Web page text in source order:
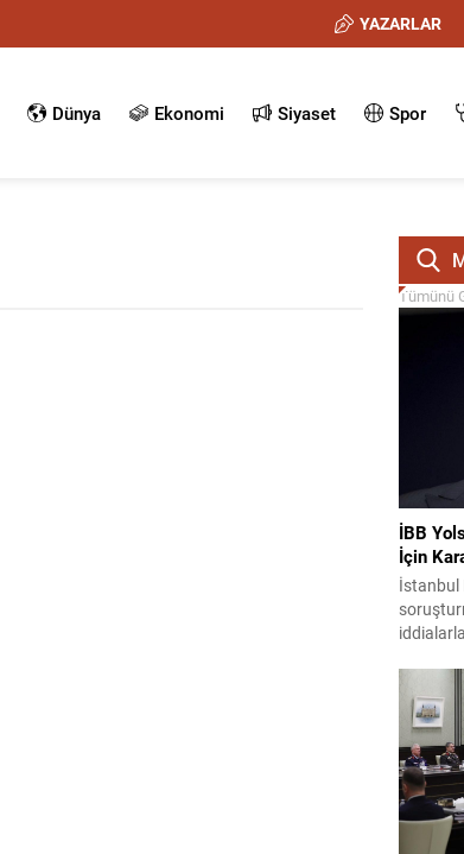
YAZARLAR
Dünya Ekonomi Siyaset Spor
Tümünü
İBB
İçin
İstanbul
Ekrem
karar